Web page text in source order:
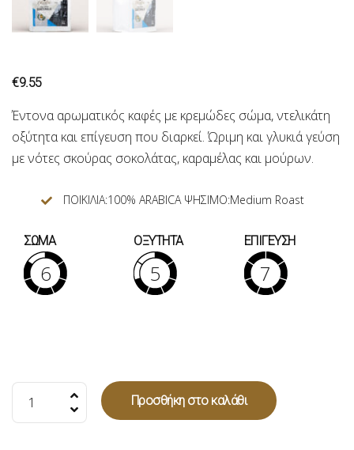
€9.55
Έντονα αρωματικός καφές με κρεμώδες σώμα, ντελικάτη
οξύτητα και επίγευση που διαρκεί. Ώριμη και γλυκιά γεύση
με νότες σκούρας σοκολάτας, καραμέλας και μούρων.
ΠΟΙΚΙΛΙΑ:100% ARABICA ΨΗΣΙΜΟ:Medium Roast
ΣΩΜΑ
6
ΟΞΥΤΗΤΑ
5
ΕΠΙΓΕΥΣΗ
7
Προσθήκη στο καλάθι